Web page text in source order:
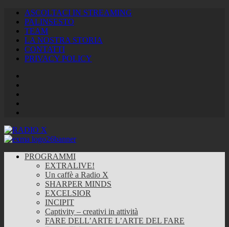
ASCOLTACI IN STREAMING
PALINSESTO
TEAM
LA NOSTRA STORIA
CONTATTI
PRIVACY POLICY
PROGRAMMI
EXTRALIVE!
Un caffè a Radio X
SHARPER MINDS
EXCELSIOR
INCIPIT
Captivity – creativi in attività
FARE DELL’ARTE L’ARTE DEL FARE